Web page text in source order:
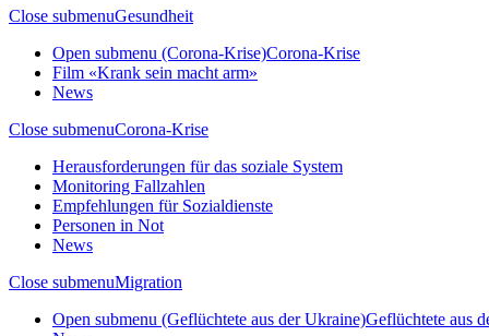
Close submenuGesundheit
Open submenu (Corona-Krise)Corona-Krise
Film «Krank sein macht arm»
News
Close submenuCorona-Krise
Herausforderungen für das soziale System
Monitoring Fallzahlen
Empfehlungen für Sozialdienste
Personen in Not
News
Close submenuMigration
Open submenu (Geflüchtete aus der Ukraine)Geflüchtete aus